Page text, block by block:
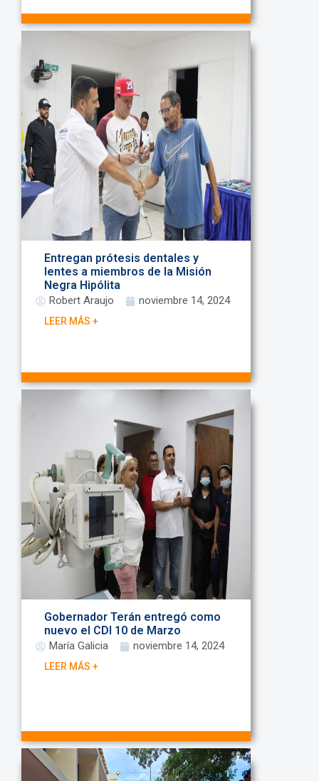
Entregan prótesis dentales y
lentes a miembros de la Misión
Negra Hipólita
Robert Araujo noviembre 14, 2024
LEER MÁS +
Gobernador Terán entregó como
nuevo el CDI 10 de Marzo
María Galicia noviembre 14, 2024
LEER MÁS +